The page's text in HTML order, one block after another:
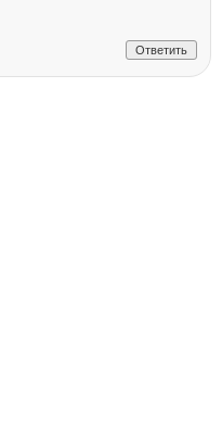
Ответить